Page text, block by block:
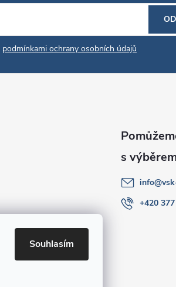
Souhlasím
podmínkami ochrany osobních údajů
info@
+420